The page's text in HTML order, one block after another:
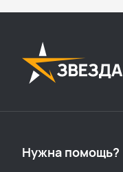
Нужна помощь?